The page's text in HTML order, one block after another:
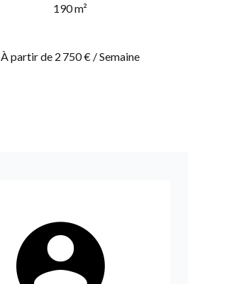
190 m²
À partir de 2 750 € / Semaine